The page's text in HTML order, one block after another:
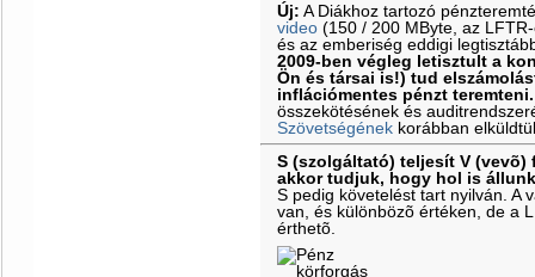
Új: A Diákhoz tartozó
video (150 / 200 MByte, az
és az emberiség eddigi
2009-ben végleg letisztult a
Ön és társai is!) tud
inflációmentes pénzt teremteni.
összekötésének és
Szövetségének korábban
S (szolgáltató) teljesít V (vevõ)
akkor tudjuk, hogy hol is állunk
S pedig követelést tart nyilván. A
van, és különbözõ értéken, de a
érthetõ.